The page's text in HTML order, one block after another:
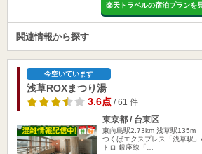
楽天トラベルの宿泊プランを
関連情報から探す
今空いています
浅草ROXまつり湯
3.6点/ 61 件
東京都 / 台東区
東向島駅2.73km 浅草駅135m
つくばエクスプレス「浅草駅
トロ 銀座線「…